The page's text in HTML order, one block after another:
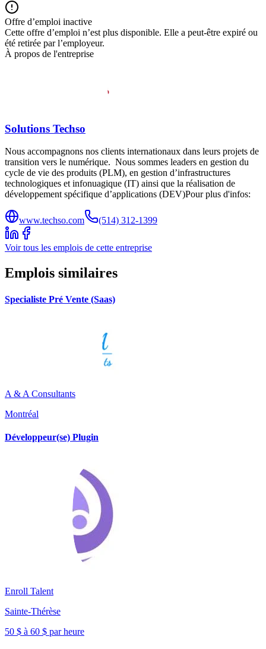
Offre d’emploi inactive
Cette offre d’emploi n’est plus disponible. Elle a peut-être expiré ou
été retirée par l’employeur.
À propos de l'entreprise
Solutions Techso
Nous accompagnons nos clients internationaux dans leurs projets de
transition vers le numérique. Nous sommes leaders en gestion du
cycle de vie des produits (PLM), en gestion d’infrastructures
technologiques et infonuagique (IT) ainsi que la réalisation de
développement spécifique d’applications (DEV)Pour plus d'infos:
www.techso.com (514) 312-1399
Voir tous les emplois de cette entreprise
Emplois similaires
Specialiste Pré Vente (Saas)
A & A Consultants
Montréal
Développeur(se) Plugin
Enroll Talent
Sainte-Thérèse
50 $ à 60 $ par heure